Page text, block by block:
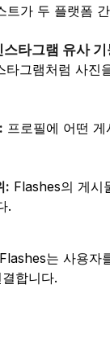
트가 두 플랫폼
타그램 유사 기
타그램처럼 사진
프로필에 어떤
: Flashes의 게시
.
는 사용자
합니다.